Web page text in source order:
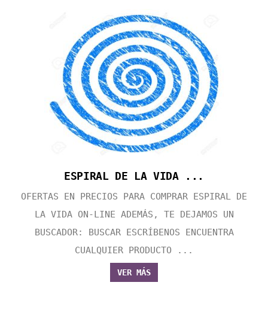
ESPIRAL DE LA VIDA ...
OFERTAS EN PRECIOS PARA COMPRAR ESPIRAL DE
LA VIDA ON-LINE ADEMÁS, TE DEJAMOS UN
BUSCADOR: BUSCAR ESCRÍBENOS ENCUENTRA
CUALQUIER PRODUCTO ...
VER MÁS